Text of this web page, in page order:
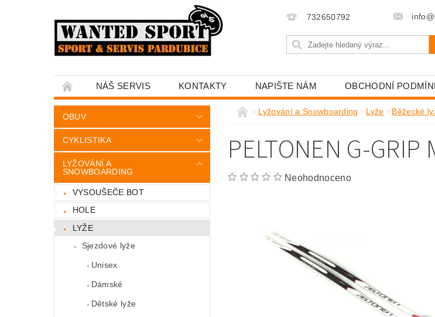
732650792
NÁŠ SERVIS KONTAKTY NAPIŠTE NÁM OBCHODNÍ
OBUV
CYKLISTIKA
LYŽOVÁNÍ A
SNOWBOARDING
VYSOUŠEČE BOT
HOLE
LYŽE
Sjezdové lyže
Unisex
Dámské
Dětské lyže
Lyžování a Snowboarding Lyže Běžecké
PELTONEN G-GRIP
Neohodnoceno